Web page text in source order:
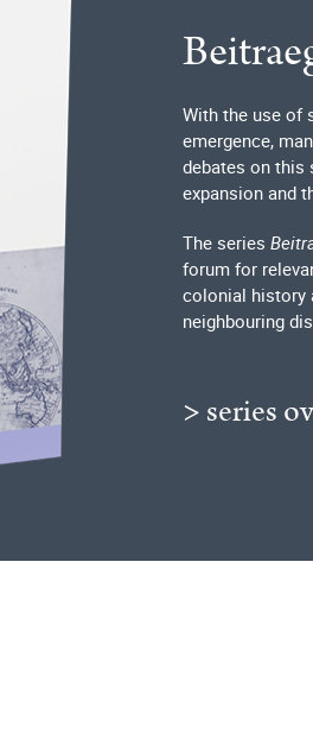
With the use of
emergence,
debates on this
expansion and
The series
forum for
colonial history
neighbouring
> series